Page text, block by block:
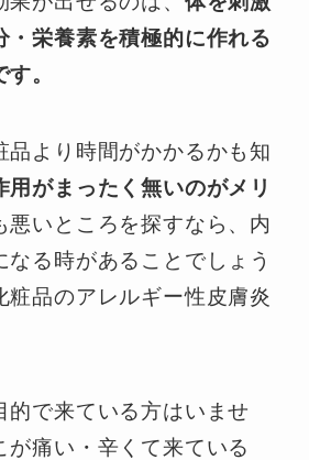
・栄養素を積極的に作れる
。
品より時間がかかるかも知
用がまったく無いのがメリ
悪いところを探すなら、内
なる時があることでしょう
粧品のアレルギー性皮膚炎
的で来ている方はいませ
が痛い・辛くて来ている